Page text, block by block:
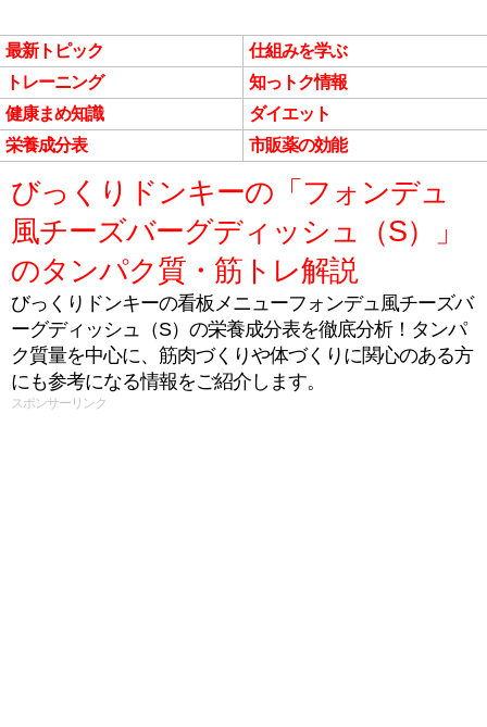
最新トピック
仕組みを学ぶ
トレーニング
知っトク情報
健康まめ知識
ダイエット
栄養成分表
市販薬の効能
びっくりドンキーの「フォンデュ
風チーズバーグディッシュ（S）」
のタンパク質・筋トレ解説
びっくりドンキーの看板メニューフォンデュ風チーズバ
ーグディッシュ（S）の栄養成分表を徹底分析！タンパ
ク質量を中心に、筋肉づくりや体づくりに関心のある方
にも参考になる情報をご紹介します。
スポンサーリンク